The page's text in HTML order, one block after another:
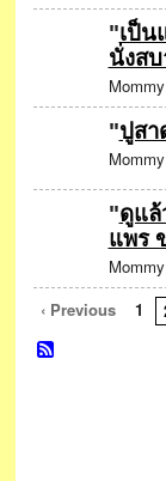
"เป็น
นั่งสบ
"ปูสา
"ดูแล้
แพร
‹ Previous
1